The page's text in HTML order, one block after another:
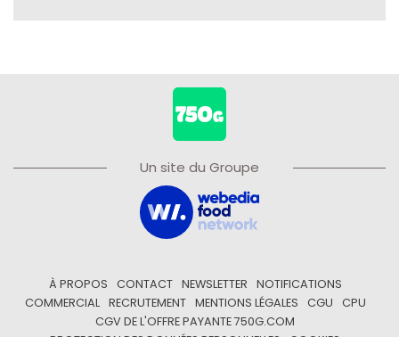
Un site du Groupe
À PROPOS CONTACT NEWSLETTER
NOTIFICATIONS
COMMERCIAL
RECRUTEMENT MENTIONS LÉGALES CGU
CPU
CGV DE L'OFFRE PAYANTE 750G.COM